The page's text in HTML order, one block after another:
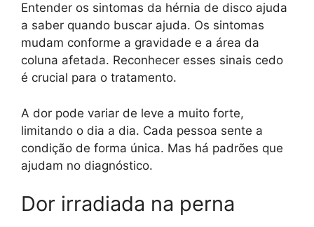
Entender os sintomas da hérnia de disco ajuda
a saber quando buscar ajuda. Os sintomas
mudam conforme a gravidade e a área da
coluna afetada. Reconhecer esses sinais cedo
é crucial para o tratamento.
A dor pode variar de leve a muito forte,
limitando o dia a dia. Cada pessoa sente a
condição de forma única. Mas há padrões que
ajudam no diagnóstico.
Dor irradiada na perna